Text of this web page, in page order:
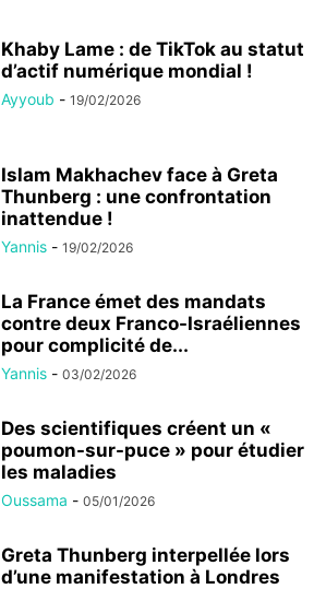
Khaby Lame : de TikTok au statut
d’actif numérique mondial !
Ayyoub - 19/02/2026
Islam Makhachev face à Greta
Thunberg : une confrontation
inattendue !
Yannis - 19/02/2026
La France émet des mandats
contre deux Franco-Israéliennes
pour complicité de...
Yannis - 03/02/2026
Des scientifiques créent un «
poumon-sur-puce » pour étudier
les maladies
Oussama - 05/01/2026
Greta Thunberg interpellée lors
d’une manifestation à Londres